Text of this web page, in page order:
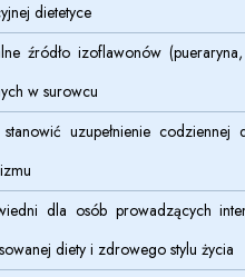
dietetyce
źródło izoflawonów
w surowcu
uzupełnienie
dla osób prowadzących
diety i zdrowego stylu życia